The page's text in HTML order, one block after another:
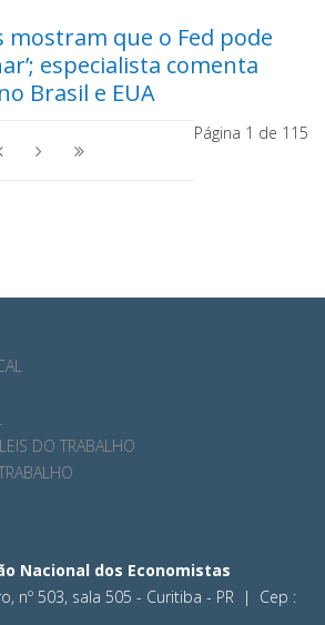
mostram que o Fed pode
especialista comenta
Brasil e EUA
Página 1 de 115
DO TRABALHO
Nacional dos Economistas
nº 503, sala 505 - Curitiba - PR | Cep :